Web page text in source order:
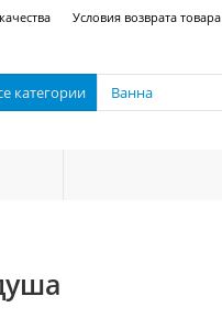
Условия возврата товара
категории